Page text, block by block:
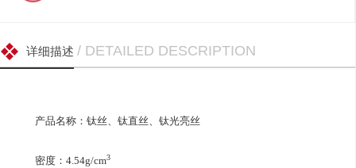
详细描述 / DETAILED DESCRIPTION
产品名称：钛丝、钛直丝、钛光亮丝
密度：4.54g/cm3